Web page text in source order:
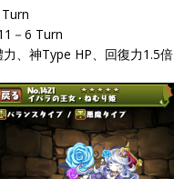
－6 Turn
力、神Type HP、回復力1.5倍